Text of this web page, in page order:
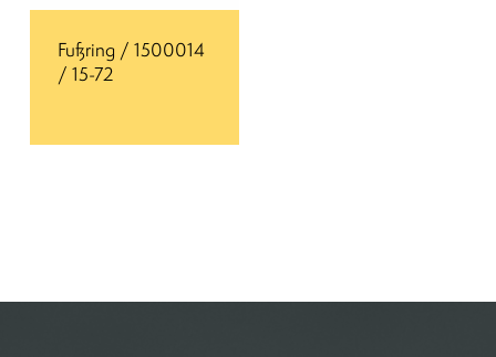
Fußring / 1500014
/ 15-72